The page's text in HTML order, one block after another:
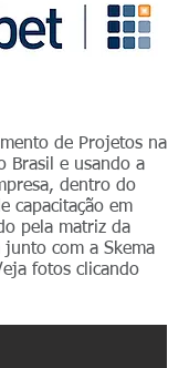
de Projetos na
Brasil e usando a
dentro do
capacitação em
pela matriz da
junto com a Skema
fotos clicando